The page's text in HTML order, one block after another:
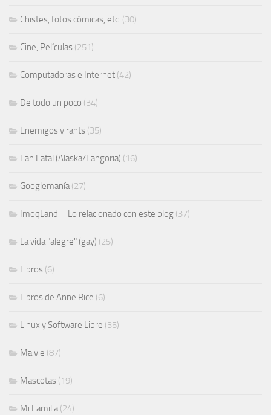
Chistes, fotos cómicas, etc. (30)
Cine, Películas (251)
Computadoras e Internet (42)
De todo un poco (34)
Enemigos y rants (35)
Fan Fatal (Alaska/Fangoria) (16)
Googlemanía(27)
ImoqLand – Lo relacionado con este blog (37)
La vida "alegre" (gay) (25)
Libros (6)
Libros de Anne Rice (6)
Linux y Software Libre (35)
Ma vie (87)
Mascotas (19)
Mi Familia(24)